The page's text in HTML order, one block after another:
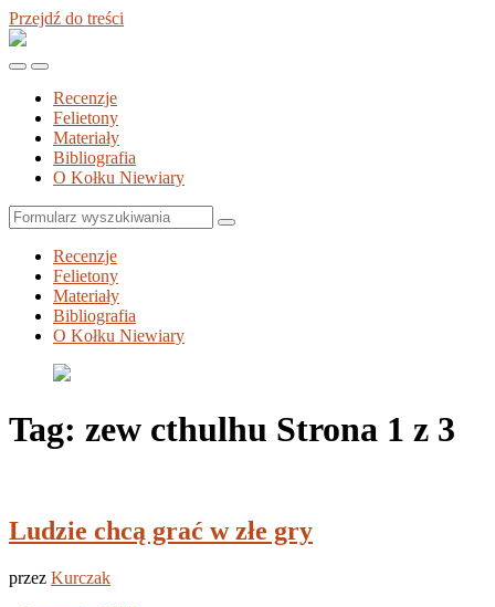
Przejdź do treści
Kołek
Przełącz
mobilne
Przełącz
pole
wyszukiwania
Recenzje
Felietony
Materiały
Bibliografia
O Kołku Niewiary
Szukaj
Recenzje
Felietony
Materiały
Bibliografia
O Kołku Niewiary
Tag: zew cthulhu Strona 1 z 3
Ludzie chcą grać w złe gry
przez Kurczak